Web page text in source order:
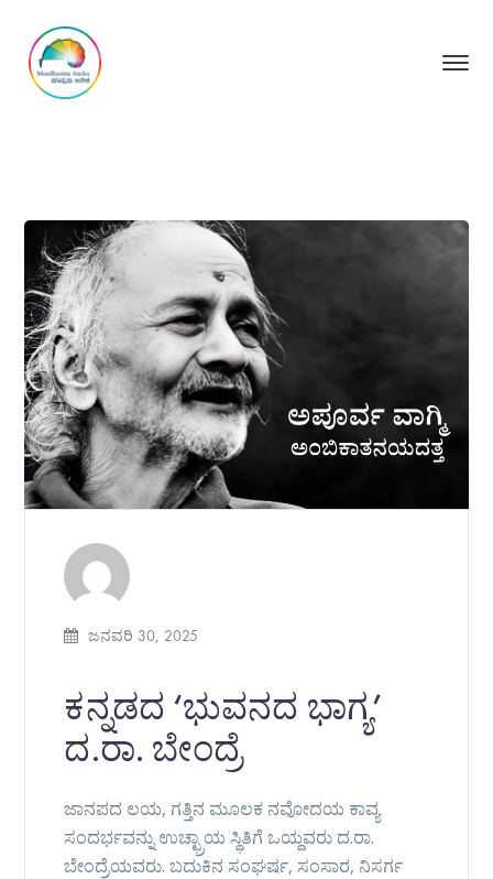
ಜನವರಿ 30, 2025
ಕನ್ನಡದ ‘ಭುವನದ ಭಾಗ್ಯ’
ದ.ರಾ. ಬೇಂದ್ರೆ
ಜಾನಪದ ಲಯ, ಗತ್ತಿನ ಮೂಲಕ ನವೋದಯ ಕಾವ್ಯ
ಸಂದರ್ಭವನ್ನು ಉಚ್ಛ್ರಾಯ ಸ್ಥಿತಿಗೆ ಒಯ್ದವರು ದ.ರಾ.
ಬೇಂದ್ರೆಯವರು. ಬದುಕಿನ ಸಂಘರ್ಷ, ಸಂಸಾರ, ನಿಸರ್ಗ